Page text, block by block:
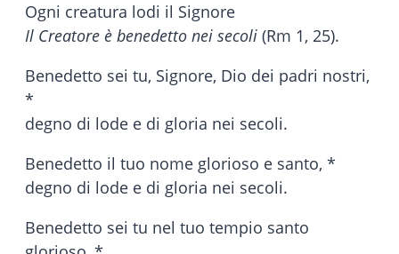
Ogni creatura lodi il Signore
Il Creatore è benedetto nei secoli (Rm 1, 25).
Benedetto sei tu, Signore, Dio dei padri nostri,
*
degno di lode e di gloria nei secoli.
Benedetto il tuo nome glorioso e santo, *
degno di lode e di gloria nei secoli.
Benedetto sei tu nel tuo tempio santo